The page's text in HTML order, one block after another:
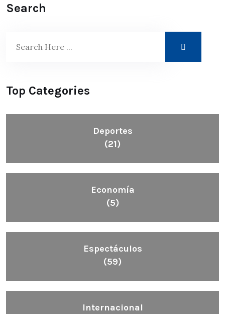
Search
Top Categories
Deportes
(21)
Economía
(5)
Espectáculos
(59)
Internacional